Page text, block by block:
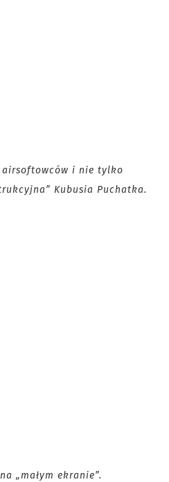
airsoftowców i nie tylko
Kubusia Puchatka.
„małym ekranie”.